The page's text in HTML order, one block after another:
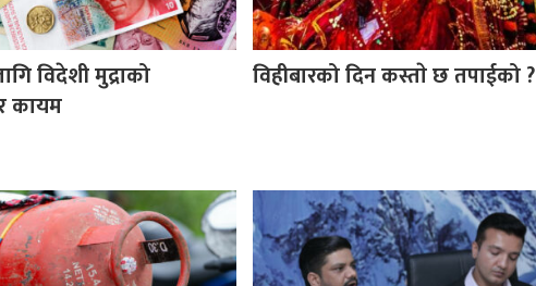
विदेशी मुद्राको
कायम
विहीबारको दिन कस्ताे छ तपाईको ?